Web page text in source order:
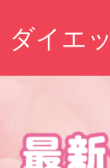
イエ